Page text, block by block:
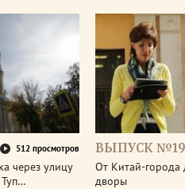
512 просмотров
через улицу
ВЫПУСК №19
От Китай-города
дворы